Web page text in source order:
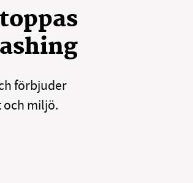
förbjuder
miljö.